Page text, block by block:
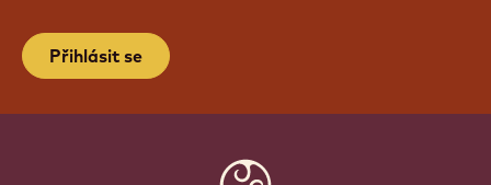
Přihlásit se